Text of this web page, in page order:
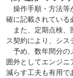
操作手順・方法等
確に記載されている
また、定期点検、
ス契約により、シス
予め、数年間分の
囲外としてエンジニ
減らす工夫も有用で